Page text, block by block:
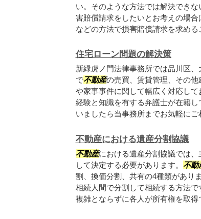
い。そのような方法では解決でき
害賠償請求をしたいとお考えの場
などの方法で損害賠償請求を求める
住宅ローン問題の解決策
新緑虎ノ門法律事務所では品川区
で不動産の売買、賃貸管理、その
や家事事件に関して幅広く対応し
経験と知識を有する弁護士が在籍
いましたら当事務所までお気軽にご
不動産における遺産分割協議
不動産における遺産分割協議では、
して決定する必要があります。 不動
割、換価分割、共有の4種類があり
相続人間で分割して相続する方法
複雑とならずに各人が所有権を取得